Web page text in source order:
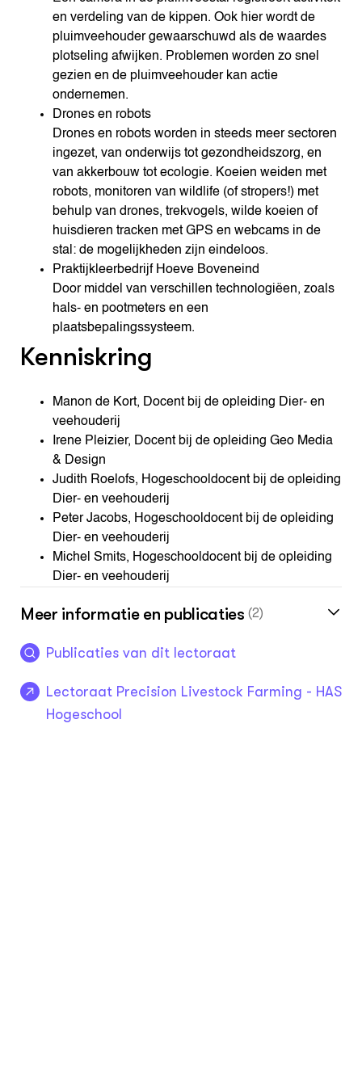
en verdeling van de kippen. Ook hier wordt de
pluimveehouder gewaarschuwd als de waardes
plotseling afwijken. Problemen worden zo snel
gezien en de pluimveehouder kan actie
ondernemen.
Drones en robots
Drones en robots worden in steeds meer sectoren
ingezet, van onderwijs tot gezondheidszorg, en
van akkerbouw tot ecologie. Koeien weiden met
robots, monitoren van wildlife (of stropers!) met
behulp van drones, trekvogels, wilde koeien of
huisdieren tracken met GPS en webcams in de
stal: de mogelijkheden zijn eindeloos.
Praktijkleerbedrijf Hoeve Boveneind
Door middel van verschillen technologiëen, zoals
hals- en pootmeters en een
plaatsbepalingssysteem.
Kenniskring
Manon de Kort, Docent bij de opleiding Dier- en
veehouderij
Irene Pleizier, Docent bij de opleiding Geo Media
& Design
Judith Roelofs, Hogeschooldocent bij de opleiding
Dier- en veehouderij
Peter Jacobs, Hogeschooldocent bij de opleiding
Dier- en veehouderij
Michel Smits, Hogeschooldocent bij de opleiding
Dier- en veehouderij
Meer informatie en publicaties (2)
Publicaties van dit lectoraat
Lectoraat Precision Livestock Farming - HAS
Hogeschool